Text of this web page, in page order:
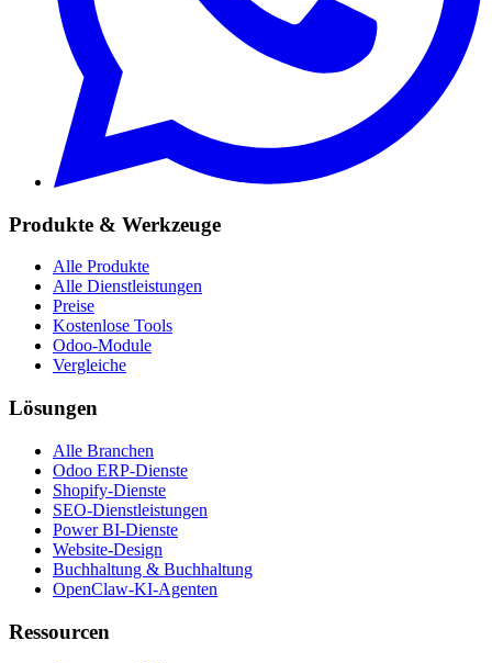
Produkte & Werkzeuge
Alle Produkte
Alle Dienstleistungen
Preise
Kostenlose Tools
Odoo-Module
Vergleiche
Lösungen
Alle Branchen
Odoo ERP-Dienste
Shopify-Dienste
SEO-Dienstleistungen
Power BI-Dienste
Website-Design
Buchhaltung & Buchhaltung
OpenClaw-KI-Agenten
Ressourcen